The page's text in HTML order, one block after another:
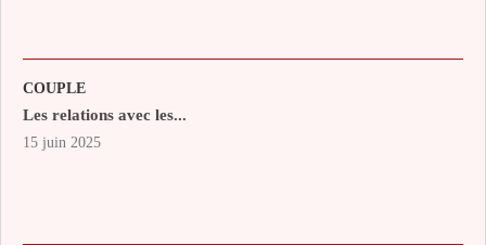
COUPLE
Les relations avec les...
15 juin 2025